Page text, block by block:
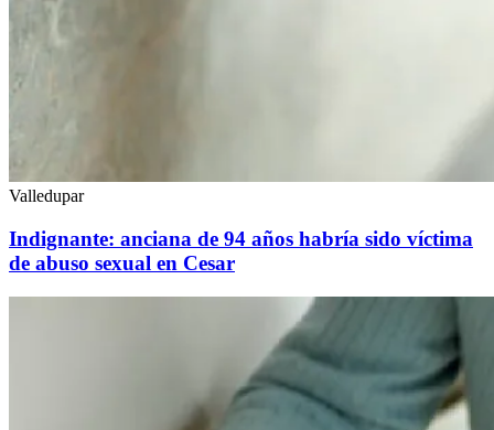
Valledupar
Indignante: anciana de 94 años habría sido víctima
de abuso sexual en Cesar